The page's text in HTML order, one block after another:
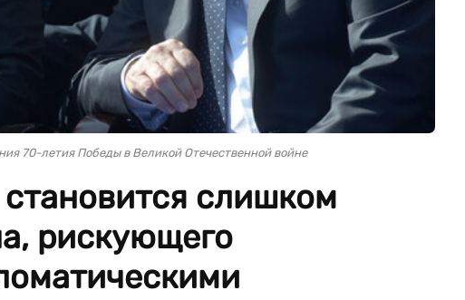
70-летия Победы в Великой Отечественной войне
слишком
рискующего